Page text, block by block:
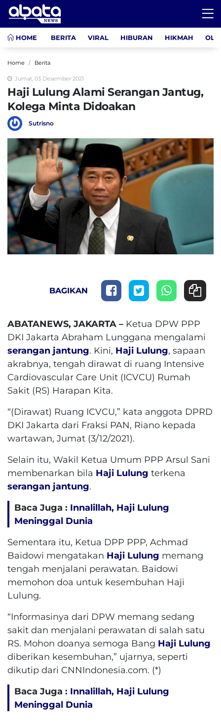
HOME BERITA VIRAL HIBURAN HIKMAH
Home Berita
Jumat, 03 Desember 2021
Haji Lulung Alami Serangan Jantug,
Kolega Minta Didoakan
Sutrisno
BAGIKAN
ABATANEWS, JAKARTA – Ketua DPW PPP
DKI Jakarta Abraham Lunggana mengalami
serangan jantung. Kini, Haji Lulung, sapaan
akrabnya, tengah dirawat di ruang Intensive
Cardiovascular Care Unit (ICVCU) Rumah
Sakit (RS) Harapan Kita.
“(Dirawat) Ruang ICVCU,” kata anggota DPRD
DKI Jakarta dari Fraksi PAN, Riano kepada
wartawan, Jumat (3/12/2021).
Selain itu, Wakil Ketua Umum PPP Arsul Sani
membenarkan bila Haji Lulung terkena
serangan jantung.
Baca Juga : Innalillah, Haji Lulung
Meninggal Dunia
Sementara itu, Ketua DPP PPP, Achmad
Baidowi mengatakan Haji Lulung memang
tengah menjalani perawatan. Baidowi
memohon doa untuk kesembuhan Haji
Lulung.
“Informasinya dari DPW memang sedang
sakit dan menjalani perawatan di salah satu
RS. Mohon doanya semoga Bang Haji Lulung
diberikan kesembuhan,” ujarnya, seperti
dikutip dari CNNIndonesia.com. (*)
Baca Juga : Innalillah, Haji Lulung
Meninggal Dunia